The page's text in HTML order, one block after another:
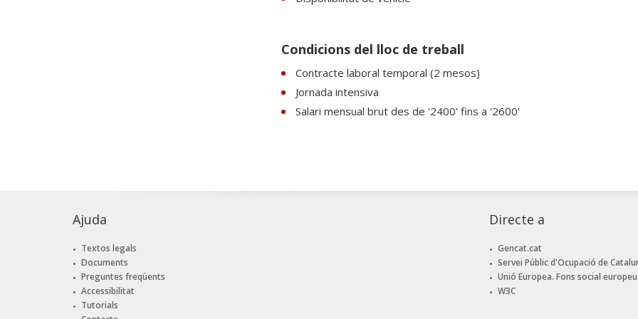
Condicions del lloc de treball
Contracte laboral temporal (2 mesos)
Jornada intensiva
Salari mensual brut des de '2400' fins a '2600'
Ajuda
Textos legals
Documents
Preguntes freqüents
Accessibilitat
Tutorials
Directe a
Gencat.cat
Servei Públic d'Ocupació de
Unió Europea. Fons social europeu.
W3C